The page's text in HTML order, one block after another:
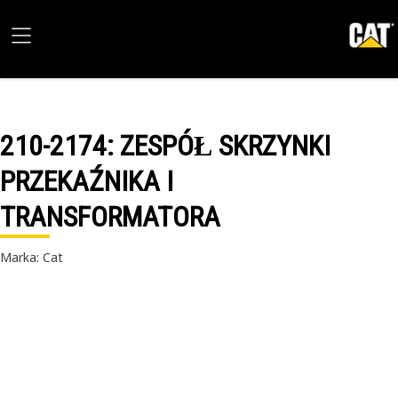
210-2174: ZESPÓŁ SKRZYNKI
PRZEKAŹNIKA I
TRANSFORMATORA
Marka: Cat